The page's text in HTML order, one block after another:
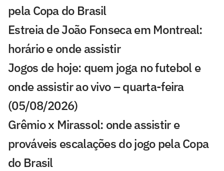
pela Copa do Brasil
Estreia de João Fonseca em Montreal:
horário e onde assistir
Jogos de hoje: quem joga no futebol e
onde assistir ao vivo – quarta-feira
(05/08/2026)
Grêmio x Mirassol: onde assistir e
prováveis escalações do jogo pela Copa
do Brasil